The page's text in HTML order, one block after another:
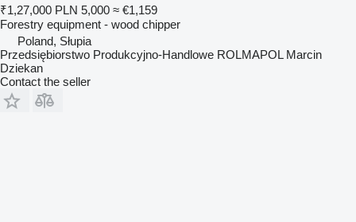
₹1,27,000 PLN 5,000 ≈ €1,159
Forestry equipment - wood chipper
Poland, Słupia
Przedsiębiorstwo Produkcyjno-Handlowe ROLMAPOL Marcin
Dziekan
Contact the seller